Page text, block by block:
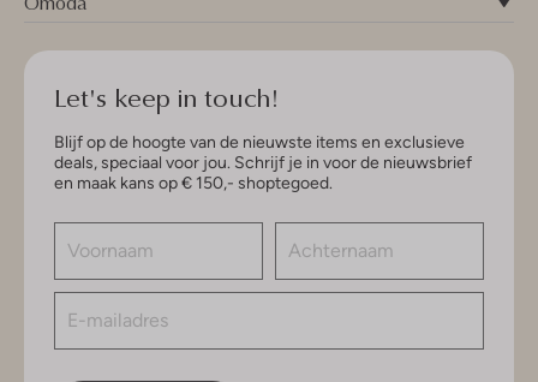
Let's keep in touch!
Blijf op de hoogte van de nieuwste items en exclusieve
deals, speciaal voor jou. Schrijf je in voor de nieuwsbrief
en maak kans op € 150,- shoptegoed.